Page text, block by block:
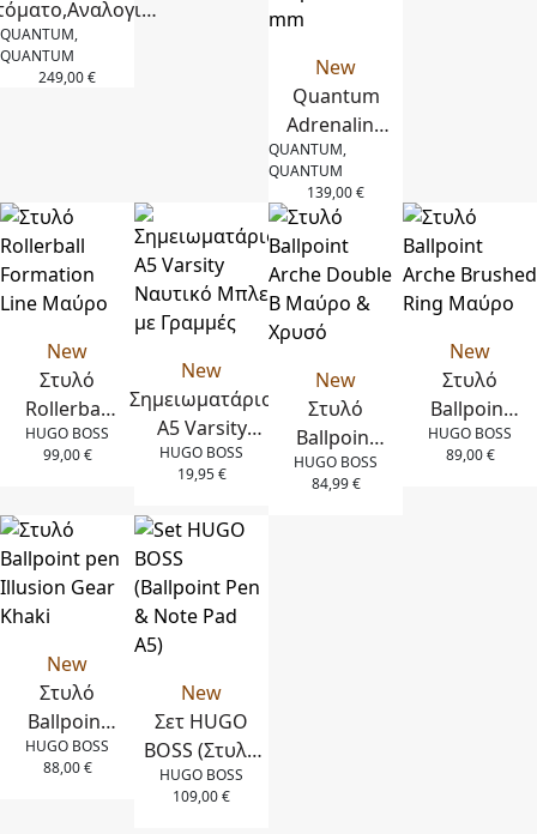
Ένδειξη
σε
QUANTUM,
QUANTUM
249,00€
New
Quantum
Adrenaline
Αναλογικό
Ρολόι,Με
Ένδειξη
Ημερομηνίας
σε
Ανοξείδωτο
Ατσάλι Με
Μπρασελέ 42
mm
QUANTUM,
QUANTUM
139,00€
New
Στυλό
Rollerball
Formation
Line
HUGO BOSS
99,00€
New
Σημειωματάριο
A5 Varsity
Ναυτικό Μπλε
με Γραμμές
HUGO BOSS
19,95€
New
Στυλό
Ballpoint
Arche
Double B
HUGO BOSS
84,99€
New
Στυλό
Ballpoint
Arche
Brushed
HUGO BOSS
89,00€
New
Στυλό
Ballpoint
pen
Illusion
HUGO BOSS
88,00€
New
Σετ HUGO
BOSS (Στυλό
Ballpoint &
Σημειωματάριο
HUGO BOSS
109,00€